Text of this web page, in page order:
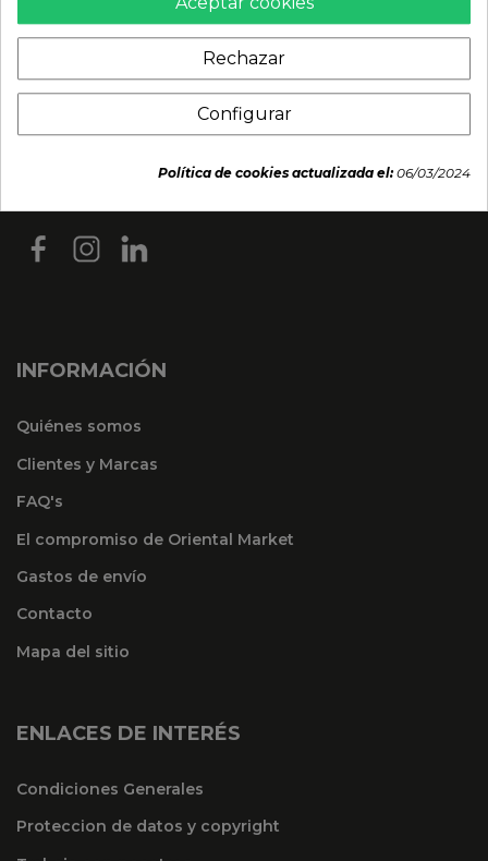
INFORMACIÓN
Quiénes somos
Clientes y Marcas
FAQ's
El compromiso de Oriental Market
Gastos de envío
Contacto
Mapa del sitio
ENLACES DE INTERÉS
Condiciones Generales
Proteccion de datos y copyright
Rechazar
Configurar
Política de cookies actualizada el:06/03/2024